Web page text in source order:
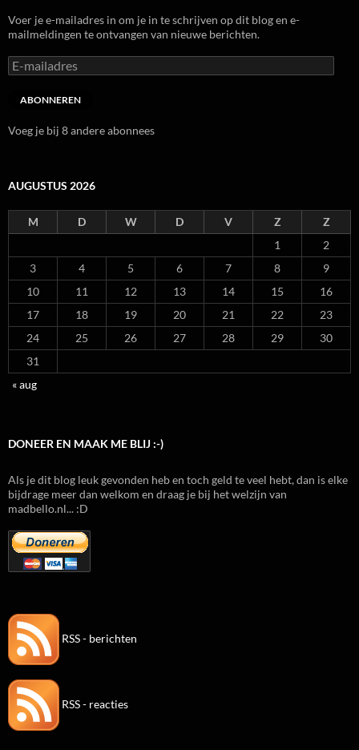
Voer je e-mailadres in om je in te schrijven op dit blog en e-
mailmeldingen te ontvangen van nieuwe berichten.
E-
mailadres
ABONNEREN
Voeg je bij 8 andere abonnees
AUGUSTUS 2026
M D W D V Z
Z
1
2
3
4 5 6 7 8
9
10
11 12 13 14 15
16
17
18 19 20 21 22
23
24
25 26 27 28 29
30
31
« aug
DONEER EN MAAK ME BLIJ :-)
Als je dit blog leuk gevonden heb en toch geld te veel hebt, dan is elke
bijdrage meer dan welkom en draag je bij het welzijn van
madbello.nl... :D
RSS - berichten
RSS - reacties